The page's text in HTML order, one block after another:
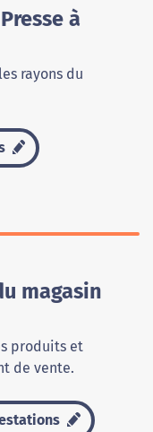
à
rayons du
magasin
produits et
de vente.